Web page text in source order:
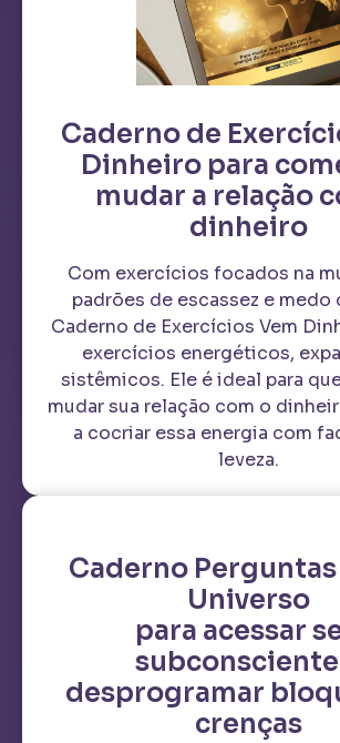
Caderno de
Dinheiro para
mudar a relação
dinheiro
Com exercícios focados na
padrões de escassez e medo
Caderno de Exercícios Vem
exercícios energéticos,
sistêmicos. Ele é ideal para
mudar sua relação com o
a cocriar essa energia com
leveza.
Caderno
Universo
para acessar
desprogramar
crenças